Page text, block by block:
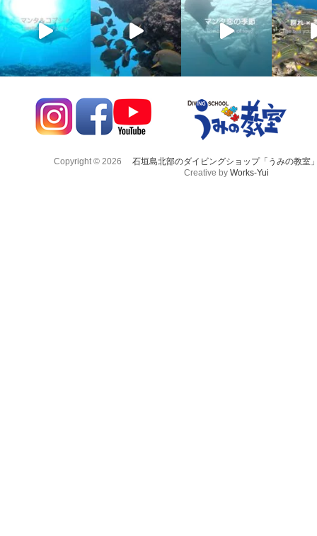
Copyright © 2026
石垣島北部のダイビングショップ「うみの教室
Creative by Works-Yui